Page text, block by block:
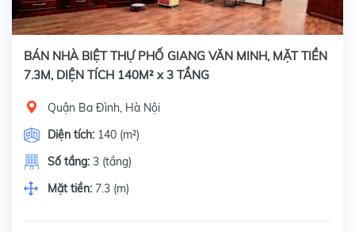
BÁN NHÀ BIỆT THỰ PHỐ GIANG VĂN MINH, MẶT TIỀN
7.3M, DIỆN TÍCH 140M² x 3 TẦNG
Quận Ba Đình, Hà Nội
Diện tích: 140 (m²)
Số tầng: 3 (tầng)
Mặt tiền: 7.3 (m)